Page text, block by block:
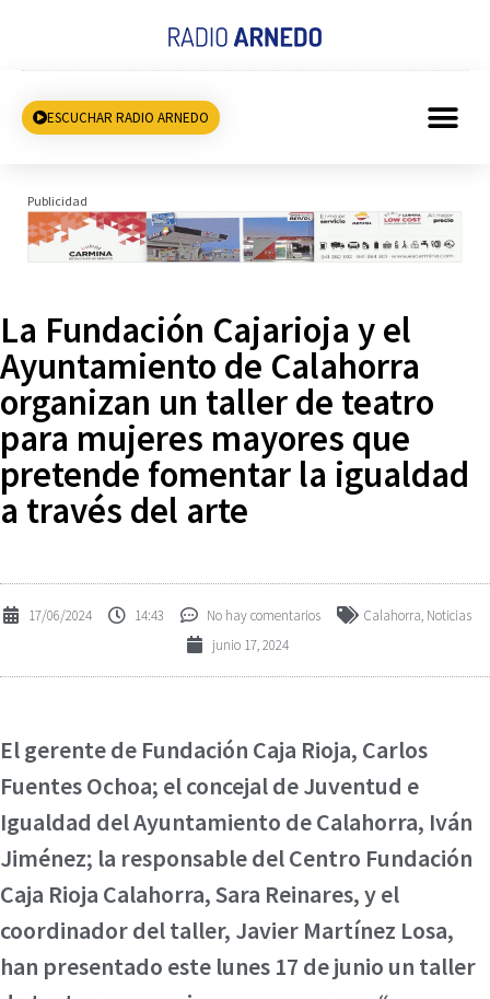
ESCUCHAR RADIO ARNEDO
Publicidad
La Fundación Cajarioja y el
Ayuntamiento de Calahorra
organizan un taller de teatro
para mujeres mayores que
pretende fomentar la igualdad
a través del arte
17/06/2024 14:43 No hay comentarios Calahorra, Noticias
junio 17, 2024
El gerente de Fundación Caja Rioja, Carlos
Fuentes Ochoa; el concejal de Juventud e
Igualdad del Ayuntamiento de Calahorra, Iván
Jiménez; la responsable del Centro Fundación
Caja Rioja Calahorra, Sara Reinares, y el
coordinador del taller, Javier Martínez Losa,
han presentado este lunes 17 de junio un taller